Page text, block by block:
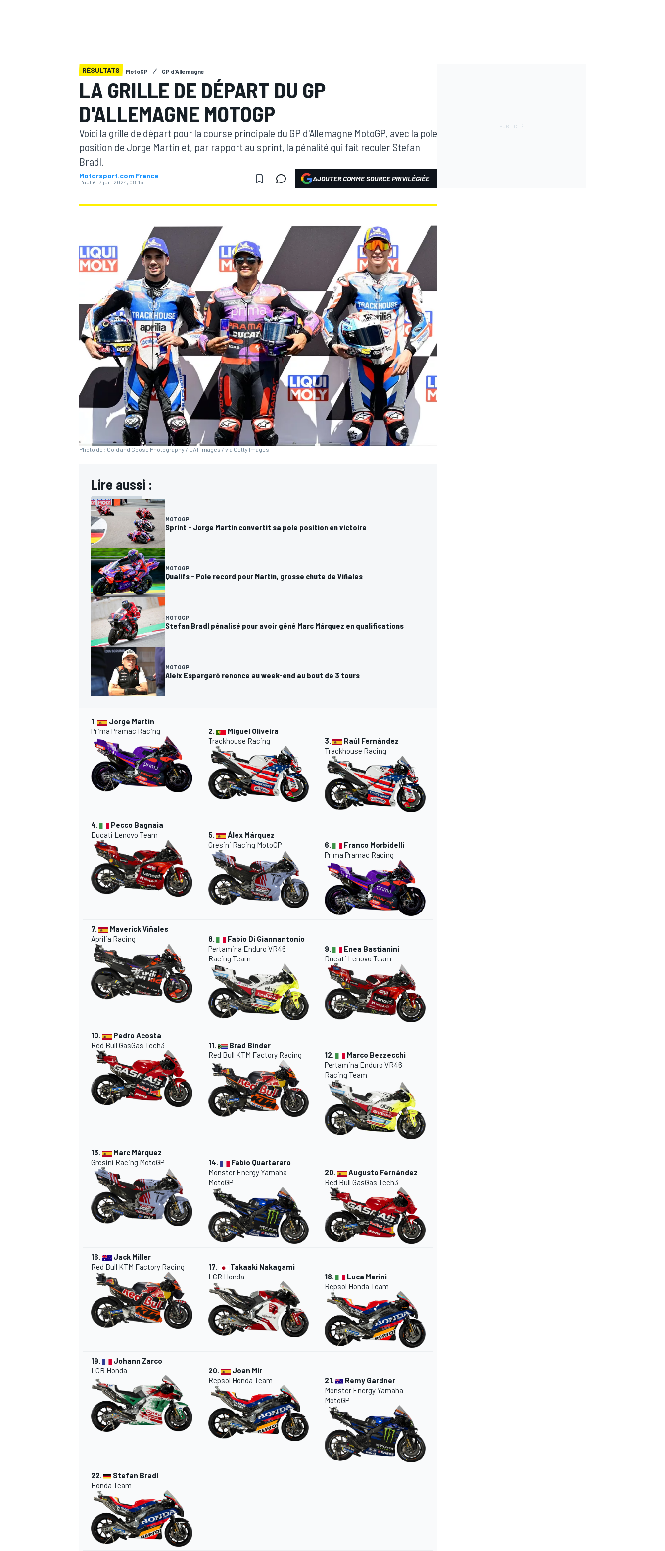
MOTOGP
WRC
AUTRES CHAMPIONNATS
RÉSULTATS MotoGP GP d'Allemagne
LA GRILLE DE DÉPART DU GP
D'ALLEMAGNE MOTOGP
Voici la grille de départ pour la course principale du GP d'Allemagne MotoGP, avec la pole
position de Jorge Martín et, par rapport au sprint, la pénalité qui fait reculer Stefan
Bradl.
Motorsport.com France
Publié: 7 juil. 2024, 08:15 AJOUTER COMME SOURCE PRIVILÉGIÉE
Photo de : Gold and Goose Photography / LAT Images / via Getty Images
Lire aussi :
MOTOGP
Sprint - Jorge Martín convertit sa pole position en victoire
MOTOGP
Qualifs - Pole record pour Martín, grosse chute de Viñales
MOTOGP
Stefan Bradl pénalisé pour avoir gêné Marc Márquez en qualifications
MOTOGP
Aleix Espargaró renonce au week-end au bout de 3 tours
1.
Jorge Martín
Prima Pramac Racing
2.
Miguel Oliveira
Trackhouse Racing
3.
Raúl Fernández
Trackhouse Racing
4.
Pecco Bagnaia
Ducati Lenovo Team
5.
Álex Márquez
Gresini Racing MotoGP
6.
Franco Morbidelli
Prima Pramac Racing
7.
Maverick Viñales
Aprilia Racing
8.
Fabio Di Giannantonio
Pertamina Enduro VR46
Racing Team
9.
Enea Bastianini
Ducati Lenovo Team
10.
Pedro Acosta
Red Bull GasGas Tech3
11.
Brad Binder
Red Bull KTM Factory Racing
12.
Marco Bezzecchi
Pertamina Enduro VR46
Racing Team
13.
Marc Márquez
Gresini Racing MotoGP
14.
Fabio Quartararo
Monster Energy Yamaha
MotoGP
20.
Augusto Fernández
Red Bull GasGas Tech3
16.
Jack Miller
Red Bull KTM Factory Racing
17.
Takaaki Nakagami
LCR Honda
18.
Luca Marini
Repsol Honda Team
19.
Johann Zarco
LCR Honda
20.
Joan Mir
Repsol Honda Team
21.
Remy Gardner
Monster Energy Yamaha
MotoGP
22.
Stefan Bradl
Honda Team